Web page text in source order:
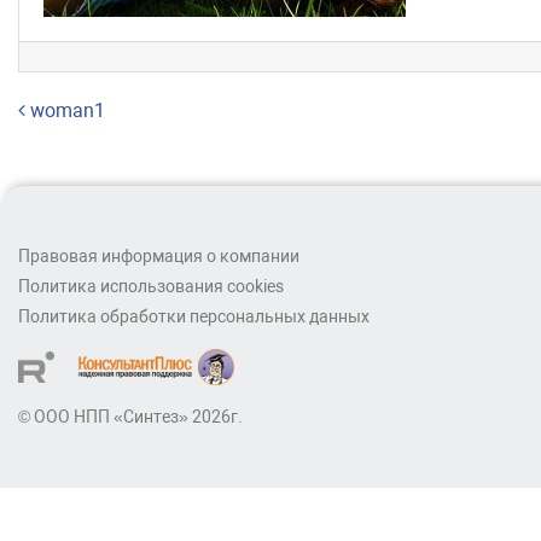
Навигация по записям
woman1
Правовая информация о компании
Политика использования cookies
Политика обработки персональных данных
© ООО НПП «Синтез» 2026г.